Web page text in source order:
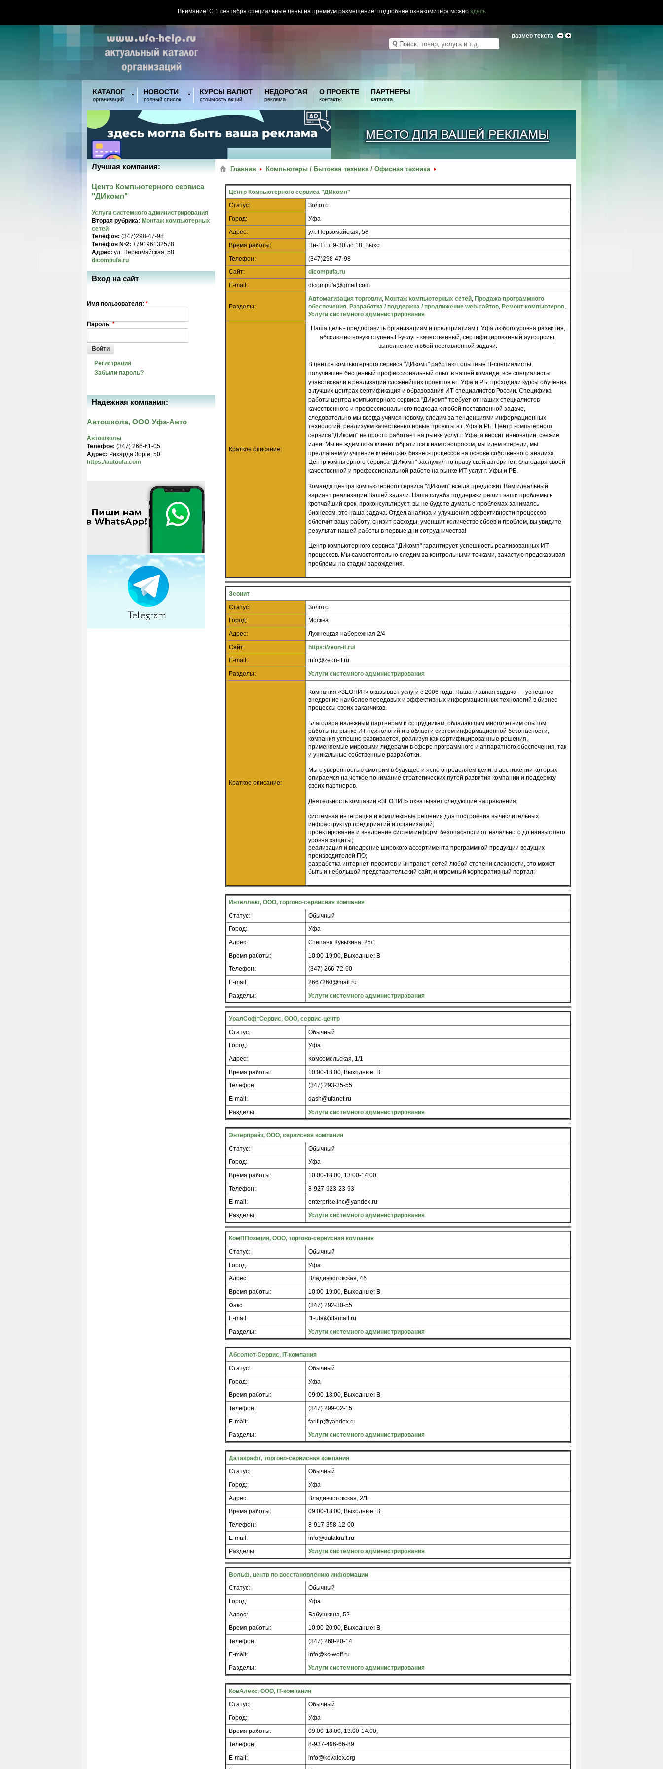
Внимание! С 1 сентября специальные цены на премиум размещение! подробнее ознакомиться можно здесь
размер текста
КАТАЛОГ
организаций
НОВОСТИ
полный список
КУРСЫ ВАЛЮТ
стоимость акций
НЕДОРОГАЯ
реклама
О ПРОЕКТЕ
контакты
ПАРТНЕРЫ
каталога
Главная Компьютеры / Бытовая техника / Офисная техника
Центр Компьютерного сервиса "ДИкомп"
Статус:
Золото
Город:
Уфа
Адрес:
ул. Первомайская, 58
Время работы:
Пн-Пт: с 9-30 до 18, Выхо
Телефон:
(347)298-47-98
Сайт:
dicompufa.ru
E-mail:
dicompufa@gmail.com
Разделы:
Автоматизация торговли, Монтаж компьютерных сетей, Продажа программного
обеспечения, Разработка / поддержка / продвижение web-сайтов, Ремонт компьютеров,
Услуги системного администрирования
Краткое описание:
Наша цель - предоставить организациям и предприятиям г. Уфа любого уровня развития,
абсолютно новую ступень IT-услуг - качественный, сертифицированный аутсорсинг,
выполнение любой поставленной задачи.
В центре компьютерного сервиса "ДИкомп" работают опытные IT-специалисты,
получившие бесценный профессиональный опыт в нашей команде, все специалисты
учавствовали в реализации сложнейших проектов в г. Уфа и РБ, проходили курсы обучения
в лучших центрах сертификация и образования ИТ-специалистов России. Специфика
работы центра компьютерного сервиса "ДИкомп" требует от наших специалистов
качественного и профессионального подхода к любой поставленной задаче,
следовательно мы всегда учимся новому, следим за тенденциями информационных
технологий, реализуем качественно новые проекты в г. Уфа и РБ. Центр компьтерного
сервиса "ДИкомп" не просто работает на рынке услуг г. Уфа, а вносит инновации, свежие
идеи. Мы не ждем пока клиент обратится к нам с вопросом, мы идем впереди, мы
предлагаем улучшение клиентских бизнес-процессов на основе собственного анализа.
Центр компьтерного сервиса "ДИкомп" заслужил по праву свой авторитет, благодаря своей
качественной и профессиональной работе на рынке ИТ-услуг г. Уфы и РБ.
Команда центра компьютерного сервиса "ДИкомп" всегда предложит Вам идеальный
вариант реализации Вашей задачи. Наша служба поддержки решит ваши проблемы в
кротчайший срок, проконсультирует, вы не будете думать о проблемах занимаясь
бизнесом, это наша задача. Отдел анализа и улучшения эффективности процессов
облегчит вашу работу, снизит расходы, уменшит количество сбоев и проблем, вы увидите
результат нашей работы в первые дни сотрудничества!
Центр компьютерного сервиса "ДИкомп" гарантирует успешность реализованных ИТ-
процессов. Мы самостоятельно следим за контрольными точками, зачастую предсказывая
проблемы на стадии зарождения.
Зеонит
Статус:
Золото
Город:
Москва
Адрес:
Лужнецкая набережная 2/4
Сайт:
https://zeon-it.ru/
E-mail:
info@zeon-it.ru
Разделы:
Услуги системного администрирования
Краткое описание:
Компания «ЗЕОНИТ» оказывает услуги с 2006 года. Наша главная задача — успешное
внедрение наиболее передовых и эффективных информационных технологий в бизнес-
процессы своих заказчиков.
Благодаря надежным партнерам и сотрудникам, обладающим многолетним опытом
работы на рынке ИТ-технологий и в области систем информационной безопасности,
компания успешно развивается, реализуя как сертифицированные решения,
применяемые мировыми лидерами в сфере программного и аппаратного обеспечения, так
и уникальные собственные разработки.
Мы с уверенностью смотрим в будущее и ясно определяем цели, в достижении которых
опираемся на четкое понимание стратегических путей развития компании и поддержку
своих партнеров.
Деятельность компании «ЗЕОНИТ» охватывает следующие направления:
системная интеграция и комплексные решения для построения вычислительных
инфраструктур предприятий и организаций;
проектирование и внедрение систем информ. безопасности от начального до наивысшего
уровня защиты;
реализация и внедрение широкого ассортимента программной продукции ведущих
производителей ПО;
разработка интернет-проектов и интранет-сетей любой степени сложности, это может
быть и небольшой представительский сайт, и огромный корпоративный портал;
Интеллект, ООО, торгово-сервисная компания
Статус:
Обычный
Город:
Уфа
Адрес:
Степана Кувыкина, 25/1
Время работы:
10:00-19:00, Выходные: В
Телефон:
(347) 266-72-60
E-mail:
2667260@mail.ru
Разделы:
Услуги системного администрирования
УралСофтСервис, ООО, сервис-центр
Статус:
Обычный
Город:
Уфа
Адрес:
Комсомольская, 1/1
Время работы:
10:00-18:00, Выходные: В
Телефон:
(347) 293-35-55
E-mail:
dash@ufanet.ru
Разделы:
Услуги системного администрирования
Энтерпрайз, ООО, сервисная компания
Статус:
Обычный
Город:
Уфа
Время работы:
10:00-18:00, 13:00-14:00,
Телефон:
8-927-923-23-93
E-mail:
enterprise.inc@yandex.ru
Разделы:
Услуги системного администрирования
КомППозиция, ООО, торгово-сервисная компания
Статус:
Обычный
Город:
Уфа
Адрес:
Владивостокская, 4б
Время работы:
10:00-19:00, Выходные: В
Факс:
(347) 292-30-55
E-mail:
f1-ufa@ufamail.ru
Разделы:
Услуги системного администрирования
Абсолют-Сервис, IT-компания
Статус:
Обычный
Город:
Уфа
Время работы:
09:00-18:00, Выходные: В
Телефон:
(347) 299-02-15
E-mail:
faritip@yandex.ru
Разделы:
Услуги системного администрирования
Датакрафт, торгово-сервисная компания
Статус:
Обычный
Город:
Уфа
Адрес:
Владивостокская, 2/1
Время работы:
09:00-18:00, Выходные: В
Телефон:
8-917-358-12-00
E-mail:
info@datakraft.ru
Разделы:
Услуги системного администрирования
Вольф, центр по восстановлению информации
Статус:
Обычный
Город:
Уфа
Адрес:
Бабушкина, 52
Время работы:
10:00-20:00, Выходные: В
Телефон:
(347) 260-20-14
E-mail:
info@kc-wolf.ru
Разделы:
Услуги системного администрирования
КовАлекс, ООО, IT-компания
Статус:
Обычный
Город:
Уфа
Время работы:
09:00-18:00, 13:00-14:00,
Телефон:
8-937-496-66-89
E-mail:
info@kovalex.org
Лучшая компания:
Центр Компьютерного сервиса
"ДИкомп"
Услуги системного администрирования
Вторая рубрика: Монтаж компьютерных
сетей
Телефон: (347)298-47-98
Телефон №2: +79196132578
Адрес: ул. Первомайская, 58
dicompufa.ru
Вход на сайт
Имя пользователя: *
Пароль: *
Войти
Регистрация
Забыли пароль?
Надежная компания:
Автошкола, ООО Уфа-Авто
Автошколы
Телефон: (347) 266-61-05
Адрес: Рихарда Зорге, 50
https://autoufa.com